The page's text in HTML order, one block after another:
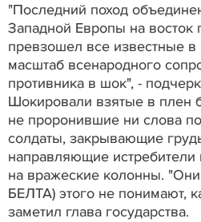
"Последний поход
Западной Европы на восток
превзошел все известные
масштаб всенародного
противника в шок", -
Шокировали взятые в плен
не проронившие ни слова
солдаты, закрывающие
направляющие
на вражеские колонны.
БЕЛТА) этого не понимают,
заметил глава государства.